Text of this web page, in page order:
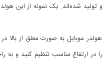
شده‌اند. یک نمونه از این
موبایل به صورت معلق از بالا
ارتفاع مناسب تنظیم کنید و به